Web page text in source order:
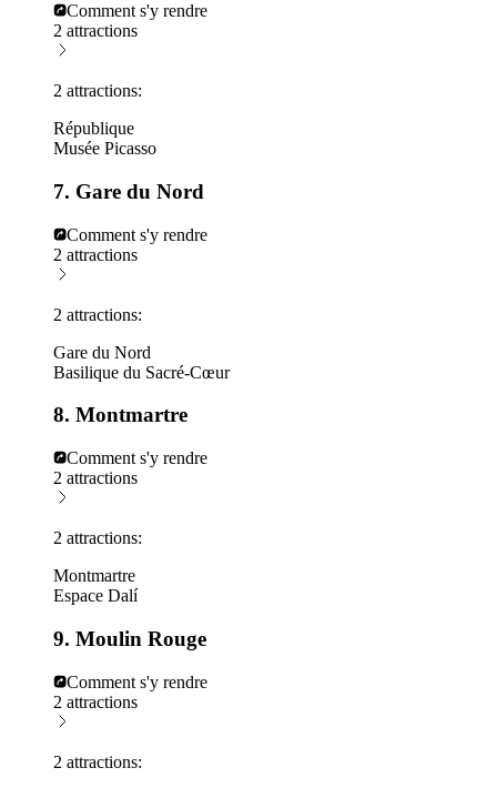
Comment s'y rendre
2 attractions
2 attractions:
République
Musée Picasso
7. Gare du Nord
Comment s'y rendre
2 attractions
2 attractions:
Gare du Nord
Basilique du Sacré-Cœur
8. Montmartre
Comment s'y rendre
2 attractions
2 attractions:
Montmartre
Espace Dalí
9. Moulin Rouge
Comment s'y rendre
2 attractions
2 attractions: